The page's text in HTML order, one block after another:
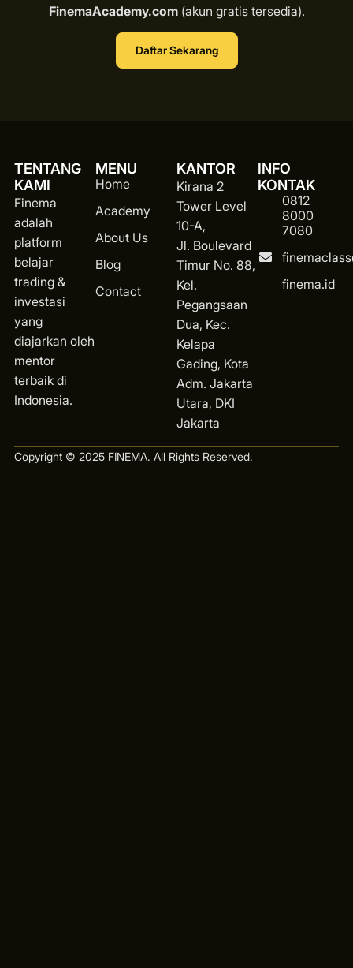
FinemaAcademy.com(akun gratis tersedia).
Daftar Sekarang
TENTANG
KAMI
Finema
adalah
platform
belajar
trading &
investasi
yang
diajarkan oleh
mentor
terbaik di
Indonesia.
MENU
Home
Academy
About Us
Blog
Contact
KANTOR
Kirana 2
Tower Level
10-A,
Jl. Boulevard
Timur No. 88,
Kel.
Pegangsaan
Dua, Kec.
Kelapa
Gading, Kota
Adm. Jakarta
Utara, DKI
Jakarta
INFO
KONTAK
0812
8000
7080
finema.id
Copyright © 2025 FINEMA. All Rights Reserved.